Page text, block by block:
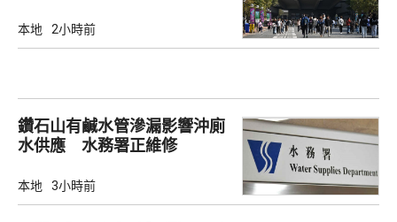
本地 2小時前
鑽石山有鹹水管滲漏影響沖廁
水供應 水務署正維修
本地 3小時前